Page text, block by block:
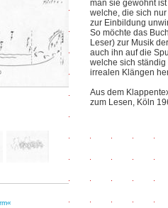
man sie gewohnt
welche, die sich
zur Einbildung
So möchte das
Leser) zur Musik
auch ihn auf die
welche sich
irrealen Klängen
Aus dem
zum Lesen, Köln